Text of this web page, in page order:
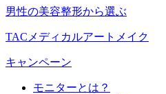
男性の美容整形から選ぶ
TACメディカルアートメイク
キャンペーン
モニターとは？